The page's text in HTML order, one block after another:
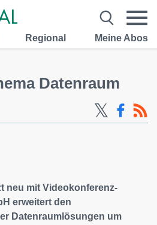
Regional Meine Abos
Datenraum
neu mit Videokonferenz-
erweitert den
Datenraumlösungen um